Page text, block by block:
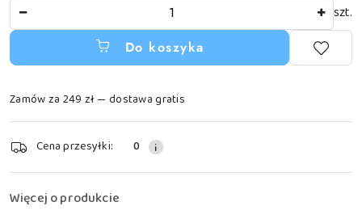
szt.
Do koszyka
Zamów za 249 zł — dostawa gratis
Dostępność
i
dostawa
Cena przesyłki: 0
Więcej o produkcie